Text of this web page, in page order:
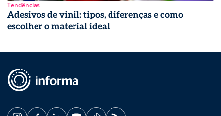
Tendências
Adesivos de vinil: tipos, diferenças e como
escolher o material ideal